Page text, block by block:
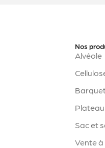
Nos
Alvéole
Sac et
Vente